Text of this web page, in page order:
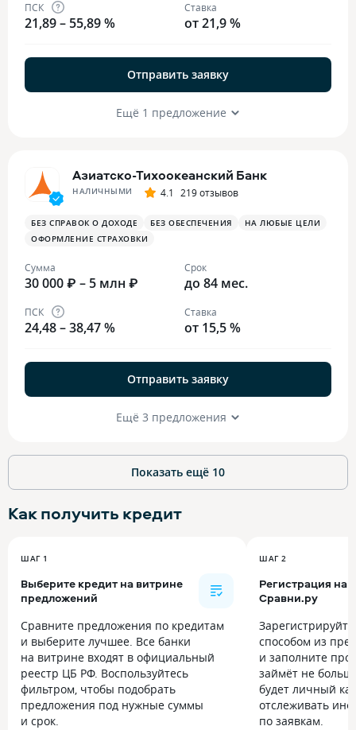
ПСК
21,89 – 55,89 %
Ставка
от 21,9 %
Отправить заявку
Ещё 1 предложение
Азиатско-Тихоокеанский Банк
НАЛИЧНЫМИ 4.1 219 отзывов
БЕЗ СПРАВОК О ДОХОДЕ БЕЗ ОБЕСПЕЧЕНИЯ
НА ЛЮБЫЕ ЦЕЛИ
ОФОРМЛЕНИЕ СТРАХОВКИ
Сумма
30 000 ₽ – 5 млн ₽
Срок
до 84 мес.
ПСК
24,48 – 38,47 %
Ставка
от 15,5 %
Отправить заявку
Ещё 3 предложения
Показать ещё 10
Как получить кредит
ШАГ 1
Выберите кредит на витрине
предложений
Сравните предложения по кредитам
и выберите лучшее. Все банки
на витрине входят в официальный
реестр ЦБ РФ. Воспользуйтесь
фильтром, чтобы подобрать
предложения под нужные суммы
и срок.
ШАГ 2
Регистрация на
Сравни.ру
способом из
и заполните
займёт не
будет личный
отслеживать
по заявкам.